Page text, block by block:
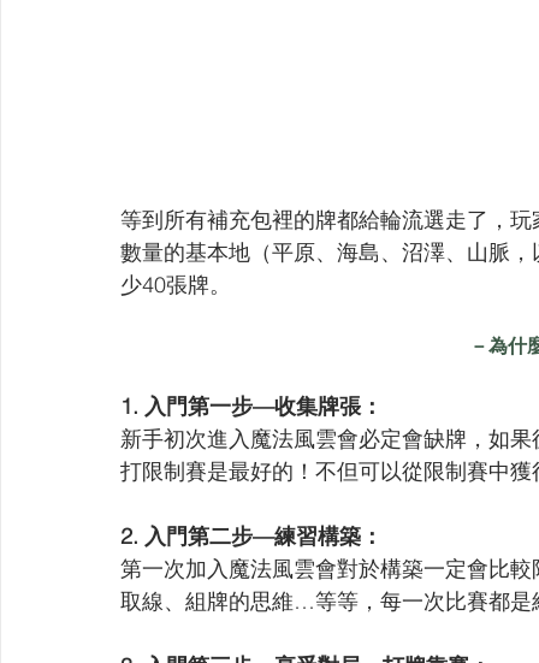
等到所有補充包裡的牌都給輪流選走了，
數量的基本地（平原、海島、沼澤、山脈
少40張牌。
－為什
1. 入門第一步—收集牌張：
新手初次進入魔法風雲會必定會缺牌，如
打限制賽是最好的！不但可以從限制賽中
2. 入門第二步—練習構築：
第一次加入魔法風雲會對於構築一定會比
取線、組牌的思維…等等，每一次比賽都是